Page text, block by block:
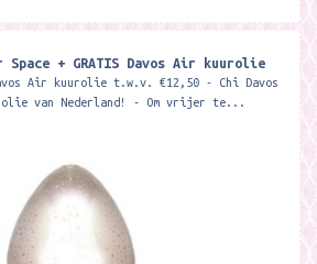
+ GRATIS Davos Air kuurolie
Air kuurolie t.w.v. €12,50 - Chi Davos
olie van Nederland! - Om vrijer te...